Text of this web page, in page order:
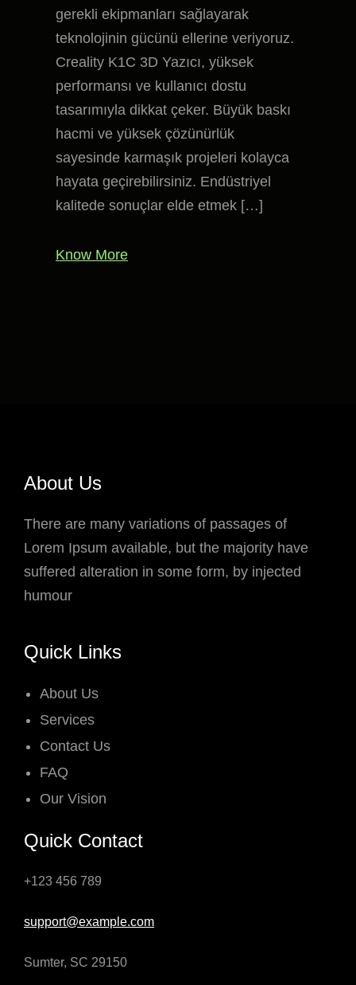
gerekli ekipmanları sağlayarak
teknolojinin gücünü ellerine veriyoruz.
Creality K1C 3D Yazıcı, yüksek
performansı ve kullanıcı dostu
tasarımıyla dikkat çeker. Büyük baskı
hacmi ve yüksek çözünürlük
sayesinde karmaşık projeleri kolayca
hayata geçirebilirsiniz. Endüstriyel
kalitede sonuçlar elde etmek […]
Know More
About Us
There are many variations of passages of
Lorem Ipsum available, but the majority have
suffered alteration in some form, by injected
humour
Quick Links
About Us
Services
Contact Us
FAQ
Our Vision
Quick Contact
+123 456 789
support@example.com
Sumter, SC 29150